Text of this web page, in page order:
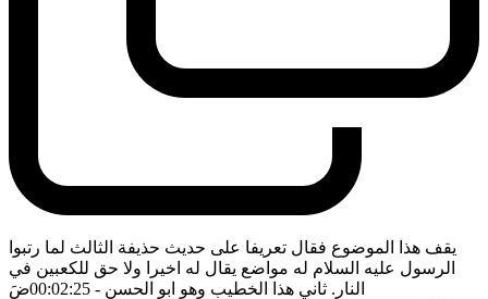
يقف هذا الموضوع فقال تعريفا على حديث حذيفة الثالث لما رتبوا
الرسول عليه السلام له مواضع يقال له اخيرا ولا حق للكعبين في
النار. ثاني هذا الخطيب وهو ابو الحسن - 00:02:25 ضَ